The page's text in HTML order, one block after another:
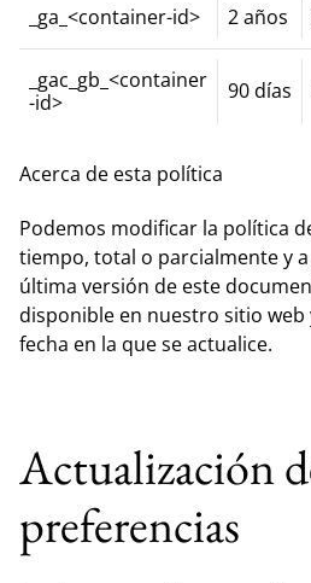
_ga_<container-id> 2 años
_gac_gb_<container
-id>
90 días
Acerca de esta política
Podemos modificar la política
tiempo, total o parcialmente y
última versión de este
disponible en nuestro sitio web
fecha en la que se actualice.
Actualización
preferencias